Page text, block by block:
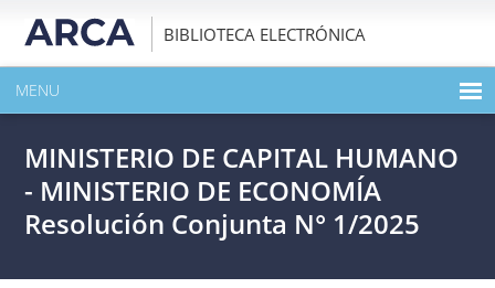
BIBLIOTECA ELECTRÓNICA
MENU
EXPANDIR TODO EL CONTENIDO DE LA PUBLICACIÓN
DESCARGAR PDF
MINISTERIO DE CAPITAL HUMANO
- MINISTERIO DE ECONOMÍA
Resolución Conjunta N° 1/2025